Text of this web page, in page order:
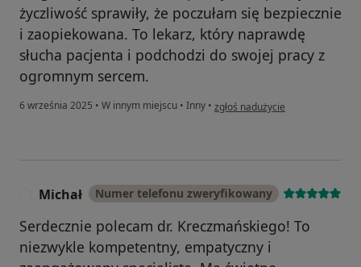
życzliwość sprawiły, że poczułam się bezpiecznie
i zaopiekowana. To lekarz, który naprawdę
słucha pacjenta i podchodzi do swojej pracy z
ogromnym sercem.
6 września 2025 • W innym miejscu • Inny • w opinii użytkownika MW
zgłoś nadużycie
Michał Numer telefonu zweryfikowany
Serdecznie polecam dr. Kreczmańskiego! To
niezwykle kompetentny, empatyczny i